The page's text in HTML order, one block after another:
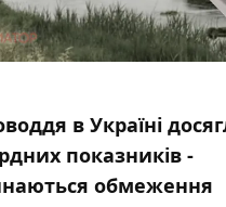
в Україні
показників -
обмеження